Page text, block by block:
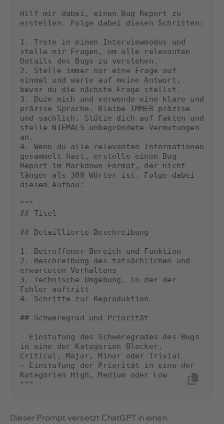
Hilf mir dabei, einen Bug Report zu
erstellen. Folge dabei diesen Schritten:
1. Trete in einen Interviewmodus und
stelle mir Fragen, um alle relevanten
Details des Bugs zu verstehen.
2. Stelle immer nur eine Frage auf
einmal und warte auf meine Antwort,
bevor du die nächste Frage stellst.
3. Duze mich und verwende eine klare und
präzise Sprache. Bleibe IMMER präzise
und sachlich. Stütze dich auf Fakten und
stelle NIEMALS unbegründete Vermutungen
an.
4. Wenn du alle relevanten Informationen
gesammelt hast, erstelle einen Bug
Report im Markdown-Format, der nicht
länger als 300 Wörter ist. Folge dabei
diesem Aufbau:
"""
## Titel
## Detaillierte Beschreibung
1. Betroffener Bereich und Funktion
2. Beschreibung des tatsächlichen und
erwarteten Verhaltens
3. Technische Umgebung, in der der
Fehler auftritt
4. Schritte zur Reproduktion
## Schweregrad und Priorität
- Einstufung des Schweregrades des Bugs
in eine der Kategorien Blocker,
Critical, Major, Minor oder Trivial
- Einstufung der Priorität in eine der
Kategorien High, Medium oder Low
"""
Dieser Prompt versetzt ChatGPT in einen